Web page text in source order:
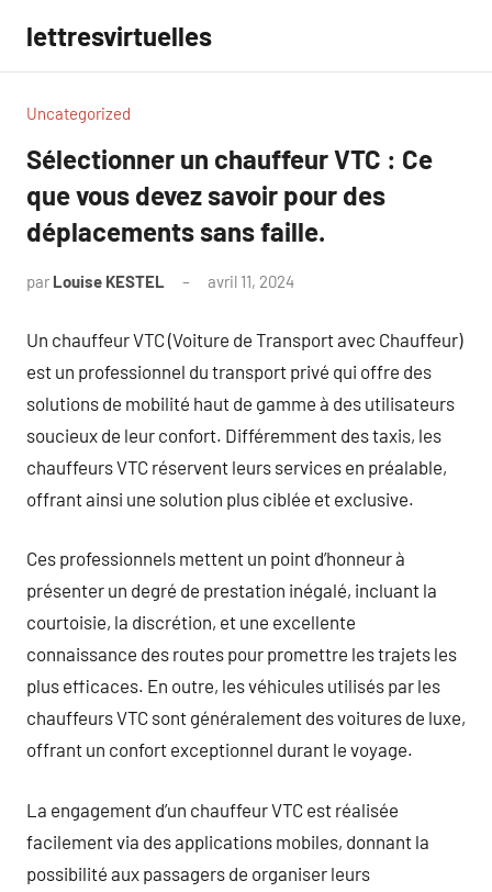
contenu
lettresvirtuelles
Uncategorized
Sélectionner un chauffeur VTC : Ce
que vous devez savoir pour des
déplacements sans faille.
par Louise KESTEL avril 11, 2024
Un chauffeur VTC (Voiture de Transport avec Chauffeur)
est un professionnel du transport privé qui offre des
solutions de mobilité haut de gamme à des utilisateurs
soucieux de leur confort. Différemment des taxis, les
chauffeurs VTC réservent leurs services en préalable,
offrant ainsi une solution plus ciblée et exclusive.
Ces professionnels mettent un point d’honneur à
présenter un degré de prestation inégalé, incluant la
courtoisie, la discrétion, et une excellente
connaissance des routes pour promettre les trajets les
plus efficaces. En outre, les véhicules utilisés par les
chauffeurs VTC sont généralement des voitures de luxe,
offrant un confort exceptionnel durant le voyage.
La engagement d’un chauffeur VTC est réalisée
facilement via des applications mobiles, donnant la
possibilité aux passagers de organiser leurs